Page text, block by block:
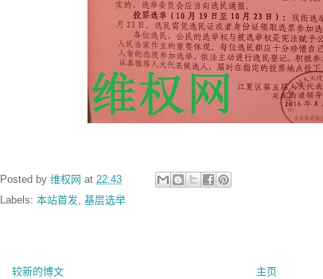
Posted by 维权网 at 22:43
Labels: 本站首发, 基层选举
较新的博文 主页